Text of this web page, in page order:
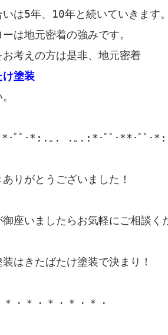
は5年、10年と続いていきます
は地元密着の強みです。
リフォーム工事をお考えの方は是非、地元密着
け塗装
･ﾟﾟ･*:.｡. .｡.:*･ﾟﾟ･**･ﾟﾟ･
りがとうございました！
座いましたらお気軽にご相談く
はきたばたけ塗装で決まり！
・＊・＊・＊・＊・